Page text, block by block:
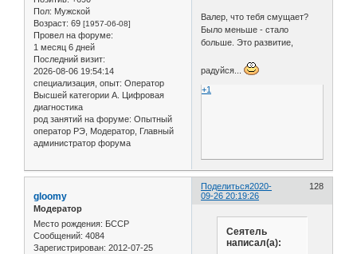
Пол: Мужской
Возраст: 69 [1957-06-08]
Провел на форуме:
1 месяц 6 дней
Последний визит:
2026-08-06 19:54:14
специализация, опыт: Оператор
Высшей категории А. Цифровая
диагностика
род занятий на форуме: Опытный
оператор РЭ, Модератор, Главный
администратор форума
Валер, что тебя смущает?
Было меньше - стало
больше. Это развитие,
радуйся...
+1
Поделиться 128
2020-
09-26 20:19:26
gloomy
Модератор
Место рождения: БССР
Сообщений: 4084
Зарегистрирован: 2012-07-25
Сеятель
написал(а):